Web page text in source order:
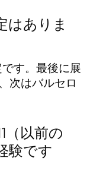
はありま
す。最後に展
次はバルセロ
（以前の
験です